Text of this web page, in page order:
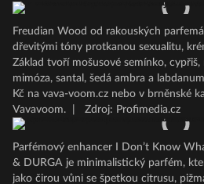
Freudian Wood od rakouských
dřevitými tóny protkanou sexualitu,
Základ tvoří mošusové semínko,
mimóza, santal, šedá ambra a
Kč na vava-voom.cz nebo v brněnské
Vavavoom.
Zdroj: Profimedia.cz
Parfémový enhancer I Don’t Know
& DURGA je minimalistický parfém,
jako čirou vůni se špetkou citrusu,